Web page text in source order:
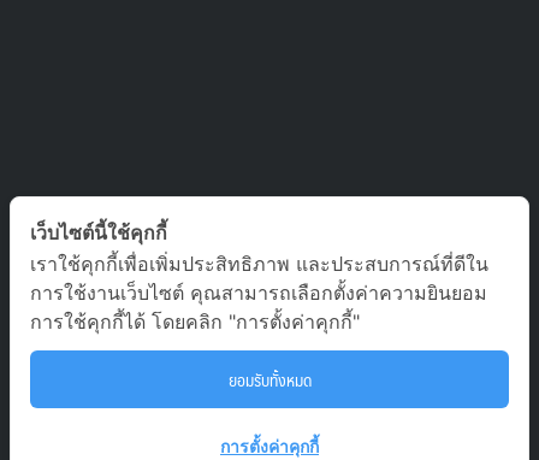
ติดต่อเรา
บริษัท ออล อเบ้าท์ เจอร์นีย์ จำกัด เลขที่ 5/1800 หมู่บ้านประชาชื่น
ซอย สามัคคี 63 ตำบล บางตลาด อำเภอ ปากเกร็ด นนทบุรี 11120
02-980-0203, 081-929-9293
เว็บไซต์นี้ใช้คุกกี้
เราใช้คุกกี้เพื่อเพิ่มประสิทธิภาพ และประสบการณ์ที่ดีใน
การใช้งานเว็บไซต์ คุณสามารถเลือกตั้งค่าความยินยอม
การใช้คุกกี้ได้ โดยคลิก "การตั้งค่าคุกกี้"
ยอมรับทั้งหมด
การตั้งค่าคุกกี้